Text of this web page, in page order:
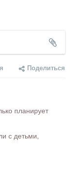
Поделиться
планирует
с детьми,